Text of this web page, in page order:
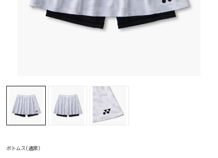
ボトムス(通常)